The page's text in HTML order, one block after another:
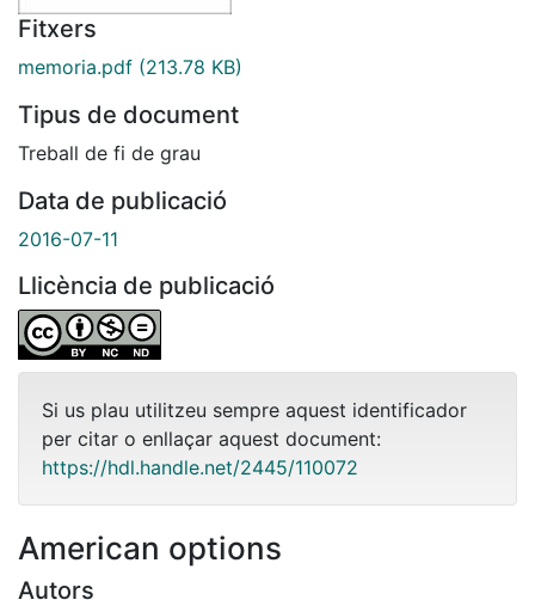
Fitxers
memoria.pdf (213.78 KB)
Tipus de document
Treball de fi de grau
Data de publicació
2016-07-11
Llicència de publicació
Si us plau utilitzeu sempre aquest identificador
per citar o enllaçar aquest document:
https://hdl.handle.net/2445/110072
American options
Autors